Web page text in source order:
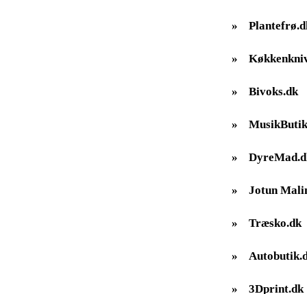
»
»
» Bivoks.dk
»
»
» Jotun
» Træsko.dk
»
» 3Dprint.dk